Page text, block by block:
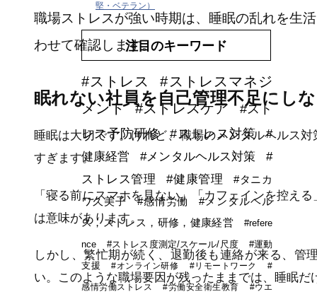
職場ストレスが強い時期は、睡眠の乱れを生
わせて確認します。
眠れない社員を自己管理不足にし
睡眠は大切です。けれど、職場のメンタルヘルス
すぎます。
「寝る前にスマホを見ない」「カフェインを控え
は意味があります。
しかし、繁忙期が続く、退勤後も連絡が来る、管
い。このような職場要因が残ったままでは、睡眠
堅・ベテラン）
注目のキーワード
#ストレス
#ストレスマネジ
メント
#ストレスケア
#スト
レス予防研修
#ストレス対策
#
健康経営
#メンタルヘルス対策
#
ストレス管理
#健康管理
#タニカ
ワ久美子
#感情労働
#メンタルヘル
ス，ストレス，研修，健康経営
#refere
nce
#ストレス度測定/スケール/尺度
#運動
支援
#オンライン研修 #リモートワーク #
感情労働ストレス #労働安全衛生教育 #ウエ